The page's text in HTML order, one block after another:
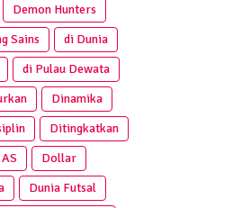
Demon Hunters
Sains
di Dunia
di Pulau Dewata
Dinamika
Ditingkatkan
Dollar
Dunia Futsal